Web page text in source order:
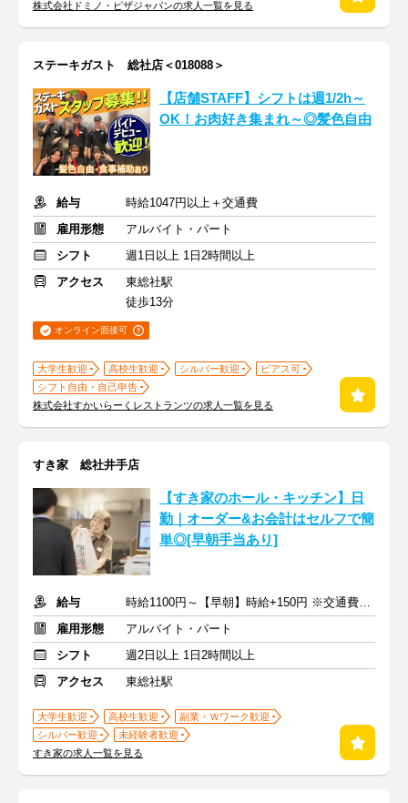
株式会社ドミノ・ピザジャパンの求人一覧を見る
ステーキガスト 総社店＜018088＞
【店舗STAFF】シフトは週1/2h～
OK！お肉好き集まれ～◎髪色自由
給与
時給1047円以上＋交通費
雇用形態
アルバイト・パート
シフト
週1日以上 1日2時間以上
アクセス
東総社駅
徒歩13分
オンライン面接可
大学生歓迎 高校生歓迎 シルバー歓迎
ピアス可
シフト自由・自己申告
株式会社すかいらーくレストランツの求人一覧を見る
すき家 総社井手店
【すき家のホール・キッチン】日
勤｜オーダー&お会計はセルフで簡
単◎[早朝手当あり]
給与
時給1100円～【早朝】時給+150円 ※交通費支給
雇用形態
アルバイト・パート
シフト
週2日以上 1日2時間以上
アクセス
東総社駅
大学生歓迎 高校生歓迎
副業・Ｗワーク歓迎
シルバー歓迎
未経験者歓迎
すき家の求人一覧を見る